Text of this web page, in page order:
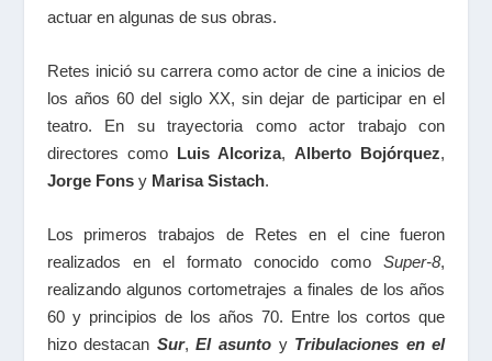
actuar en algunas de sus obras.
Retes inició su carrera como actor de cine a inicios de
los años 60 del siglo XX, sin dejar de participar en el
teatro. En su trayectoria como actor trabajo con
directores como Luis Alcoriza,Alberto Bojórquez,
Jorge Fonsy Marisa Sistach.
Los primeros trabajos de Retes en el cine fueron
realizados en el formato conocido comoSuper-8,
realizando algunos cortometrajes a finales de los años
60 y principios de los años 70. Entre los cortos que
hizo destacan Sur,El asunto y Tribulaciones en el